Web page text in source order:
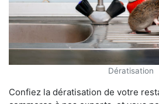
Dératisation
Confiez la dératisation de votre